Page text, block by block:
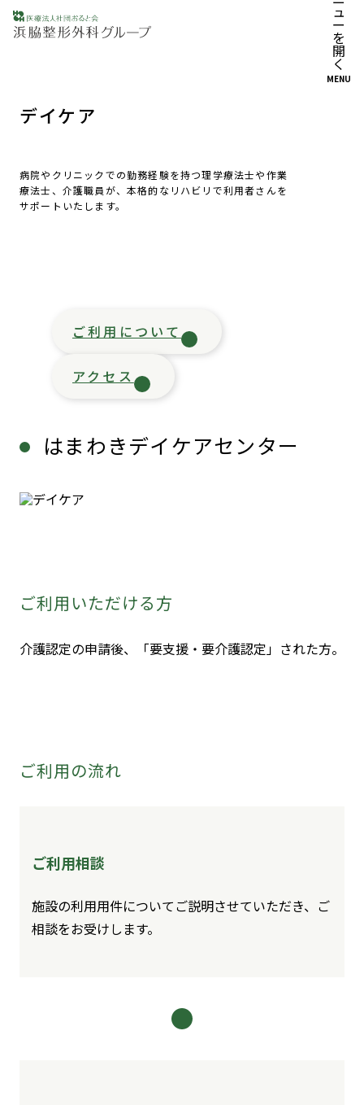
MENU
デイケア
病院やクリニックでの勤務経験を持つ理学療法士や作業
療法士、介護職員が、本格的なリハビリで利用者さんを
サポートいたします。
ご利用について
アクセス
はまわきデイケアセンター
ご利用いただける方
介護認定の申請後、「要支援・要介護認定」された方。
ご利用の流れ
ご利用相談
施設の利用用件についてご説明させていただき、ご
相談をお受けします。